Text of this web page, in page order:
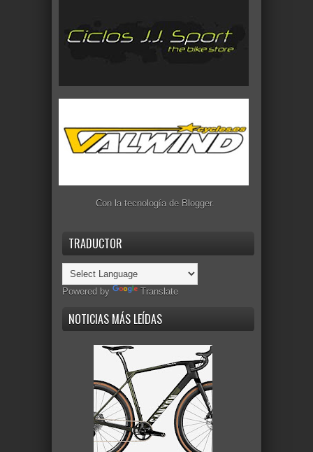
Con la tecnología de Blogger.
TRADUCTOR
Powered by Translate
NOTICIAS MÁS LEÍDAS